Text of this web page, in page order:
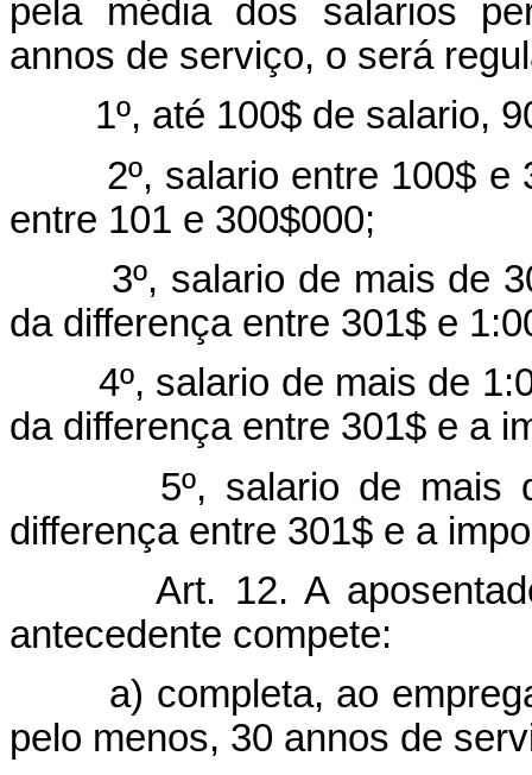
pela média dos salarios
annos de serviço, o será
1º, até 100$ de salario,
2º, salario entre 100$ e
entre 101 e 300$000;
3º, salario de mais de
da differença entre 301$ e
4º, salario de mais de
da differença entre 301$ e a
5º, salario de mais de
differença entre 301$ e a
Art. 12. A
antecedente compete:
a) completa, ao
pelo menos, 30 annos de